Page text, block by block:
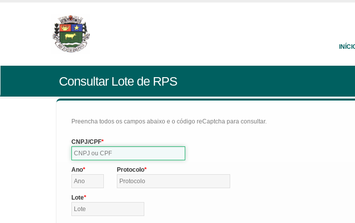
Consultar Lote de RPS
Preencha todos os campos abaixo e o código reCaptcha para consultar.
CNPJ/CPF
Ano Protocolo
Lote